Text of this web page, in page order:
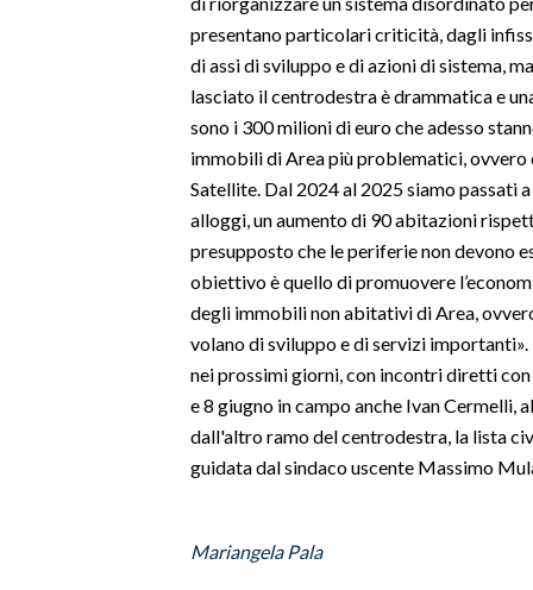
presentano particolari criticità, dagli
di assi di sviluppo e di azioni di sistema,
lasciato il centrodestra è drammatica e
sono i 300 milioni di euro che adesso
immobili di Area più problematici,
Satellite. Dal 2024 al 2025 siamo passati
alloggi, un aumento di 90 abitazioni
presupposto che le periferie non devono
obiettivo è quello di promuovere
degli immobili non abitativi di Area,
volano di sviluppo e di servizi
nei prossimi giorni, con incontri diretti
e 8 giugno in campo anche Ivan Cermelli,
dall'altro ramo del centrodestra, la lista
guidata dal sindaco uscente Massimo
Mariangela Pala